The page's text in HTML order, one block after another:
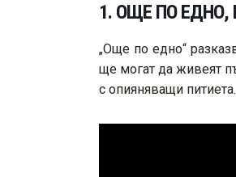
1. ОЩЕ ПО ЕДНО,
„Още по едно“
ще могат да живеят
с опияняващи питиета.